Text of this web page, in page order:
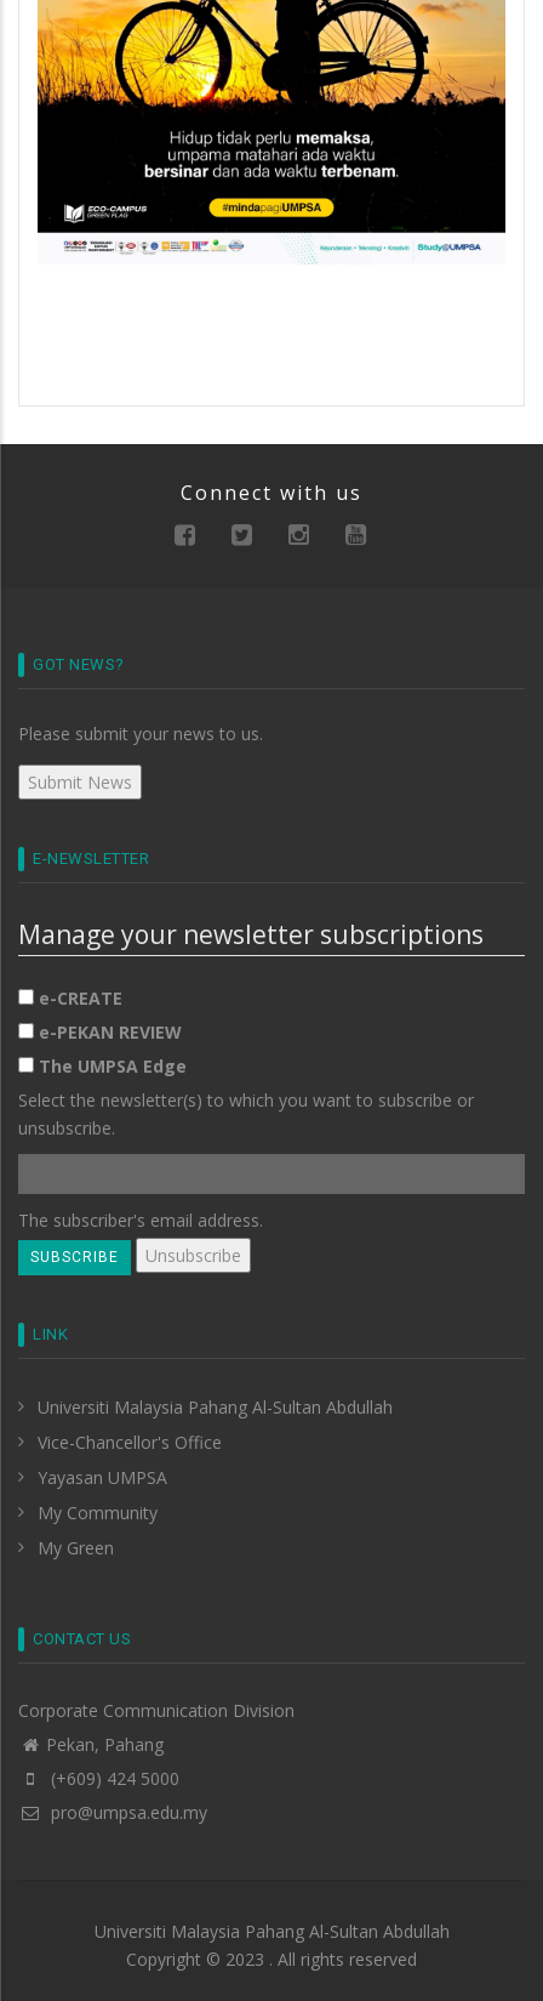
Connect with us
GOT NEWS?
Please submit your news to us.
E-NEWSLETTER
Manage your newsletter subscriptions
e-CREATE
e-PEKAN REVIEW
The UMPSA Edge
Select the newsletter(s) to which you want to subscribe or
unsubscribe.
The subscriber's email address.
LINK
Universiti Malaysia Pahang Al-Sultan Abdullah
Vice-Chancellor's Office
Yayasan UMPSA
My Community
My Green
CONTACT US
Corporate Communication Division
Pekan, Pahang
(+609) 424 5000
pro@umpsa.edu.my
Universiti Malaysia Pahang Al-Sultan Abdullah
Copyright © 2023 . All rights reserved